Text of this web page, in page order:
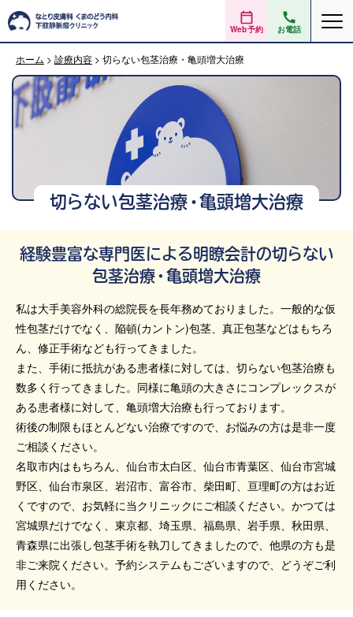
Web予約 お電話
ホーム > 診療内容 > 切らない包茎治療・亀頭増大治療
切らない包茎治療・亀頭増大治療
経験豊富な専門医による明瞭会計の切らない
包茎治療・亀頭増大治療
私は大手美容外科の総院長を長年務めておりました。一般的な仮
性包茎だけでなく、陥頓(カントン)包茎、真正包茎などはもちろ
ん、修正手術なども行ってきました。
また、手術に抵抗がある患者様に対しては、切らない包茎治療も
数多く行ってきました。同様に亀頭の大きさにコンプレックスが
ある患者様に対して、亀頭増大治療も行っております。
術後の制限もほとんどない治療ですので、お悩みの方は是非一度
ご相談ください。
名取市内はもちろん、仙台市太白区、仙台市青葉区、仙台市宮城
野区、仙台市泉区、岩沼市、富谷市、柴田町、亘理町の方はお近
くですので、お気軽に当クリニックにご相談ください。かつては
宮城県だけでなく、東京都、埼玉県、福島県、岩手県、秋田県、
青森県に出張し包茎手術を執刀してきましたので、他県の方も是
非ご来院ください。予約システムもございますので、どうぞご利
用ください。